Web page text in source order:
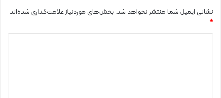
نشانی ایمیل شما منتشر نخواهد شد. بخش‌های موردنیاز علامت‌گذاری شده‌اند
*